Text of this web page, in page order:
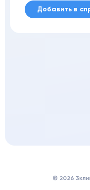
Добавить в
© 2026